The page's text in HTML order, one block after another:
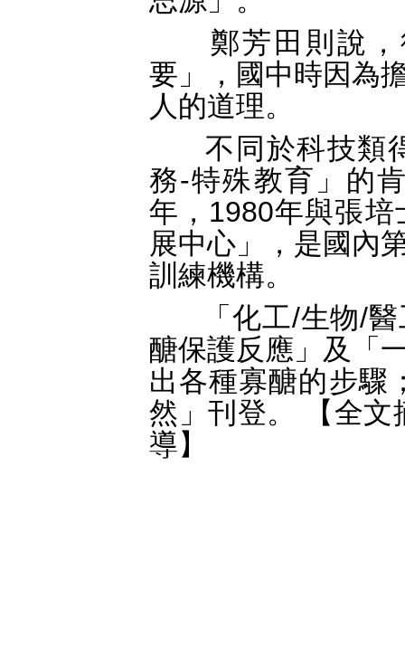
鄭芳田則說，
要」，國中時因為
人的道理。
不同於科技類
務-特殊教育」的
年，1980年與張
展中心」，是國內
訓練機構。
「化工/生物/醫
醣保護反應」及「
出各種寡醣的步驟
然」刊登。 【全文
導】